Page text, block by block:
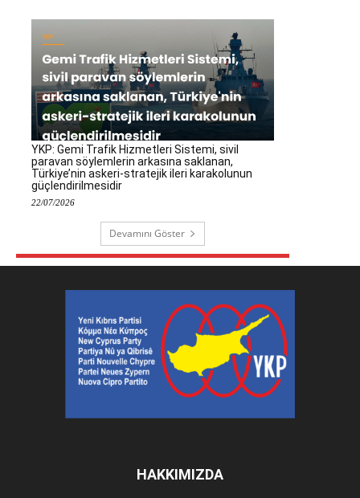
YKP: Gemi Trafik Hizmetleri Sistemi, sivil
paravan söylemlerin arkasına saklanan,
Türkiye’nin askeri-stratejik ileri karakolunun
güçlendirilmesidir
22/07/2026
Devamını Göster
HAKKIMIZDA